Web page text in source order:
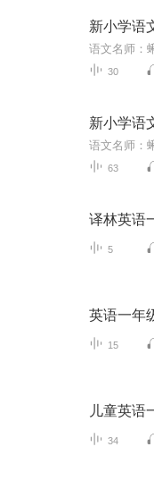
新小学语
30
新小学语
63
译林英语
5
英语一年
15
儿童英语
34